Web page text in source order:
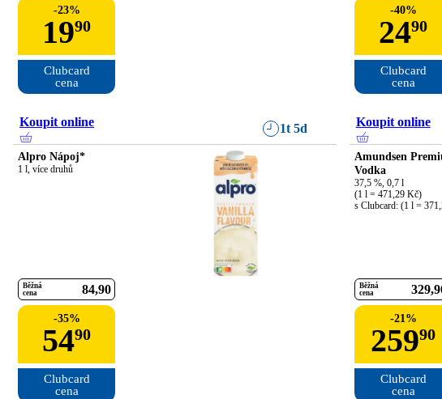
-23%
1990
Clubcard
cena
-40%
2490
Clubcard
cena
Koupit online 1t 5d
Alpro Nápoj*
1 l, více druhů
Běžná
cena
84 90
-35%
5490
Clubcard
cena
Koupit online
Amundsen
Vodka
37,5 %, 0,7 l
(1 l = 471,29 Kč)
s Clubcard: (1 l =
Běžná
cena
329
-21%
25990
Clubcard
cena